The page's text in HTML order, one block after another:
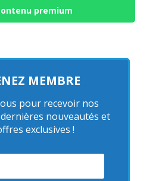
premium
MEMBRE
pour recevoir nos
nouveautés et
exclusives !